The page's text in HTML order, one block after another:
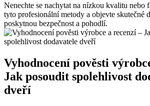
Nenechte se nachytat na nízkou kvalitu nebo
tyto profesionální metody a objevte skutečné
poskytnou bezpečnost a pohodlí.
Vyhodnocení pověsti
Jak posoudit spolehlivost
dveří